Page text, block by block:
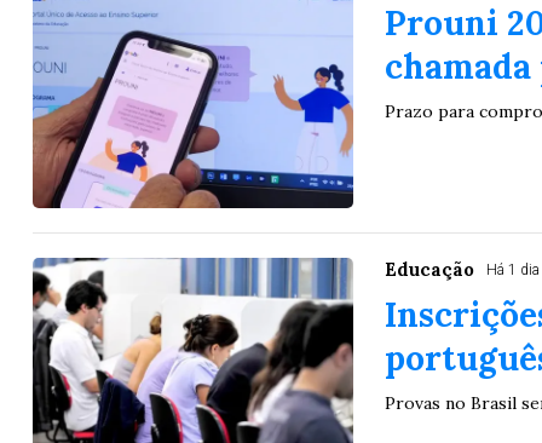
Prouni
chamada
Prazo para
Educação Há 1 dia
Provas no Brasil